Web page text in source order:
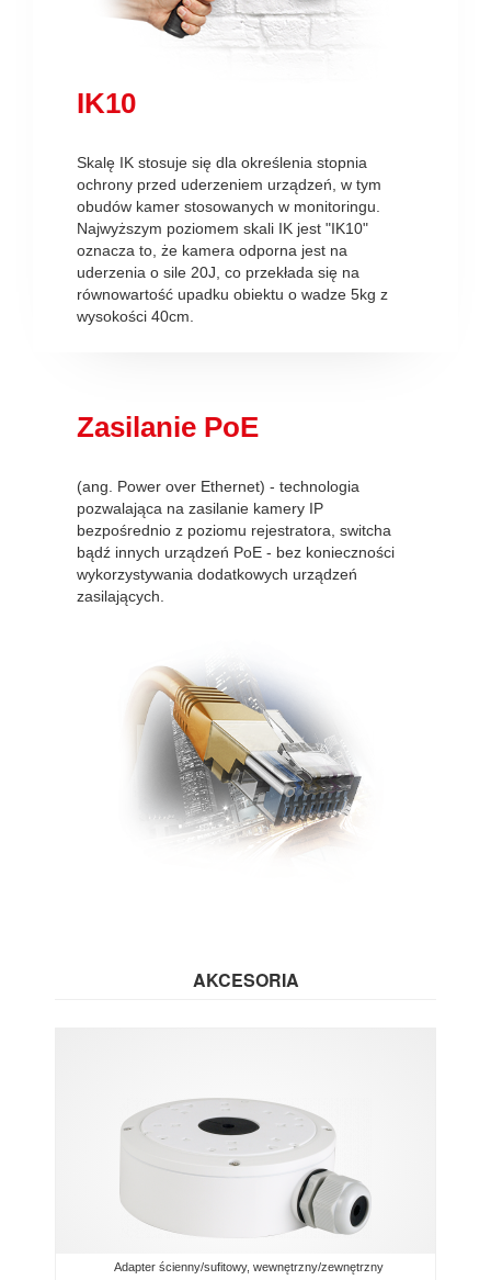
IK10
Skalę IK stosuje się dla określenia stopnia
ochrony przed uderzeniem urządzeń, w tym
obudów kamer stosowanych w monitoringu.
Najwyższym poziomem skali IK jest "IK10"
oznacza to, że kamera odporna jest na
uderzenia o sile 20J, co przekłada się na
równowartość upadku obiektu o wadze 5kg z
wysokości 40cm.
Zasilanie PoE
(ang. Power over Ethernet) - technologia
pozwalająca na zasilanie kamery IP
bezpośrednio z poziomu rejestratora, switcha
bądź innych urządzeń PoE - bez konieczności
wykorzystywania dodatkowych urządzeń
zasilających.
AKCESORIA
Adapter ścienny/sufitowy, wewnętrzny/zewnętrzny